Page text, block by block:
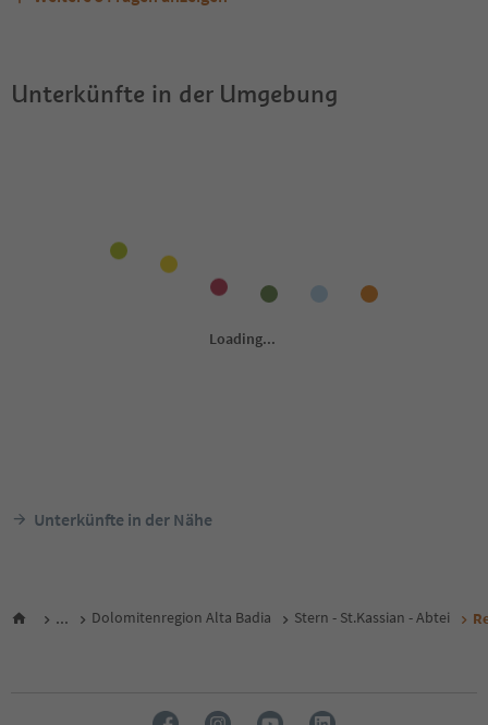
Welche Services bietet Residence Araldina?
Unterkünfte in der Umgebung
Unterkünfte in der Nähe
... Dolomitenregion Alta Badia Stern - St.Kassian - Abtei